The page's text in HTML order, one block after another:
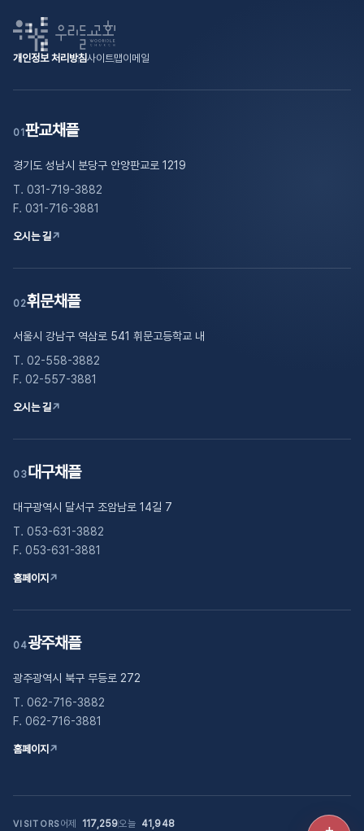
개인정보 처리방침사이트맵이메일
01 판교채플
경기도 성남시 분당구 안양판교로 1219
T. 031-719-3882
F. 031-716-3881
오시는 길↗
02휘문채플
서울시 강남구 역삼로 541 휘문고등학교 내
T. 02-558-3882
F. 02-557-3881
오시는 길↗
03대구채플
대구광역시 달서구 조암남로 14길 7
T. 053-631-3882
F. 053-631-3881
홈페이지 ↗
04광주채플
광주광역시 북구 무등로 272
T. 062-716-3882
F. 062-716-3881
홈페이지 ↗
VISITORS어제 117,259오늘 41,948